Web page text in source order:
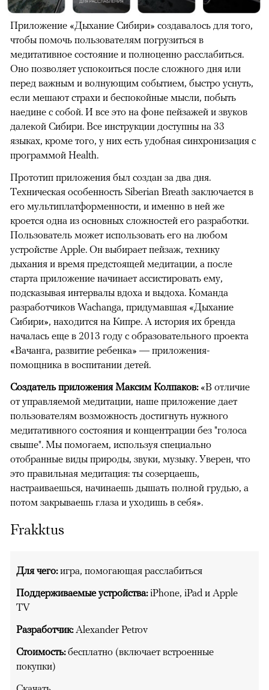
Приложение «Дыхание Сибири» создавалось для того,
чтобы помочь пользователям погрузиться в
медитативное состояние и полноценно расслабиться.
Оно позволяет успокоиться после сложного дня или
перед важным и волнующим событием, быстро уснуть,
если мешают страхи и беспокойные мысли, побыть
наедине с собой. И все это на фоне пейзажей и звуков
далекой Сибири. Все инструкции доступны на 33
языках, кроме того, у них есть удобная синхронизация с
программой Health.
Прототип приложения был создан за два дня.
Техническая особенность Siberian Breath заключается в
его мультиплатформенности, и именно в ней же
кроется одна из основных сложностей его разработки.
Пользователь может использовать его на любом
устройстве Apple. Он выбирает пейзаж, технику
дыхания и время предстоящей медитации, а после
старта приложение начинает ассистировать ему,
подсказывая интервалы вдоха и выдоха. Команда
разработчиков Wachanga, придумавшая «Дыхание
Сибири», находится на Кипре. А история их бренда
началась еще в 2013 году с образовательного проекта
«Вачанга, развитие ребенка» — приложения-
помощника в воспитании детей.
Создатель приложения Максим Колпаков: «В отличие
от управляемой медитации, наше приложение дает
пользователям возможность достигнуть нужного
медитативного состояния и концентрации без "голоса
свыше". Мы помогаем, используя специально
отобранные виды природы, звуки, музыку. Уверен, что
это правильная медитация: ты созерцаешь,
настраиваешься, начинаешь дышать полной грудью, а
потом закрываешь глаза и уходишь в себя».
Frakktus
Для чего:игра, помогающая расслабиться
Поддерживаемые устройства:iPhone, iPad и Apple
TV
Разработчик:Alexander Petrov
Стоимость:бесплатно (включает встроенные
покупки)